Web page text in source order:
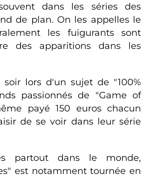
dans les séries des
de plan. On les appelles le
les fuigurants sont
des apparitions dans les
soir lors d'un sujet de "100%
passionnés de "Game of
payé 150 euros chacun
de se voir dans leur série
partout dans le monde,
est notamment tournée en